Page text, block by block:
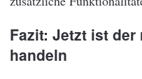
Fazit: Jetzt ist
handeln